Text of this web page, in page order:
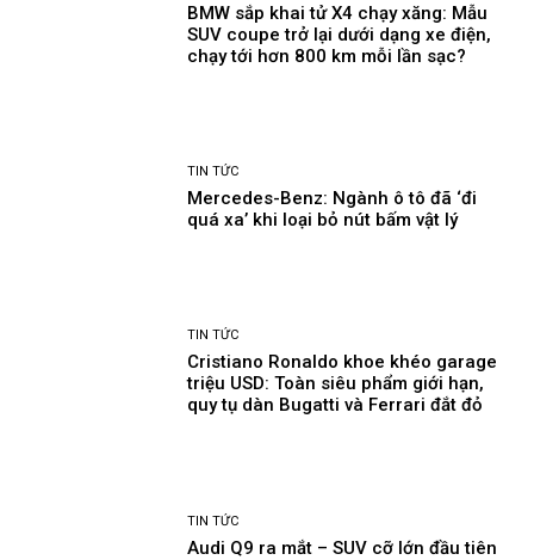
BMW sắp khai tử X4 chạy xăng: Mẫu
SUV coupe trở lại dưới dạng xe điện,
chạy tới hơn 800 km mỗi lần sạc?
TIN TỨC
Mercedes-Benz: Ngành ô tô đã ‘đi
quá xa’ khi loại bỏ nút bấm vật lý
TIN TỨC
Cristiano Ronaldo khoe khéo garage
triệu USD: Toàn siêu phẩm giới hạn,
quy tụ dàn Bugatti và Ferrari đắt đỏ
TIN TỨC
Audi Q9 ra mắt – SUV cỡ lớn đầu tiên